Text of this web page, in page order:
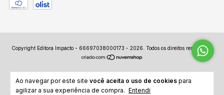
Ao navegar por este site você aceita o uso de cookies para
agilizar a sua experiência de compra. Entendi
Copyright Editora Impacto - 66697038000173 - 2026. Todos os direitos reservados.